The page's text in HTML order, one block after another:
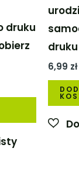
druku
druku
6,99 zł